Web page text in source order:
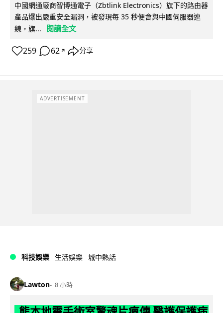
中國網通廠商智博通電子（Zbtlink Electronics）旗下的路由器
產品爆出嚴重安全漏洞，被發現每 35 秒便會與中國伺服器連
線，旗...
閱讀全文
259 62 ↗ 分享
ADVERTISEMENT
科技娛樂 生活娛樂 城中熱話
Lawton 8 小時